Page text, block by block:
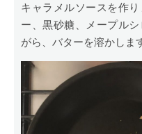
キャラメルソースを作
ー、黒砂糖、メープル
がら、バターを溶かしま